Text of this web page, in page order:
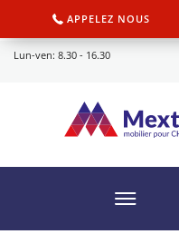
APPELEZ NOUS
Lun-ven: 8.30 - 16.30